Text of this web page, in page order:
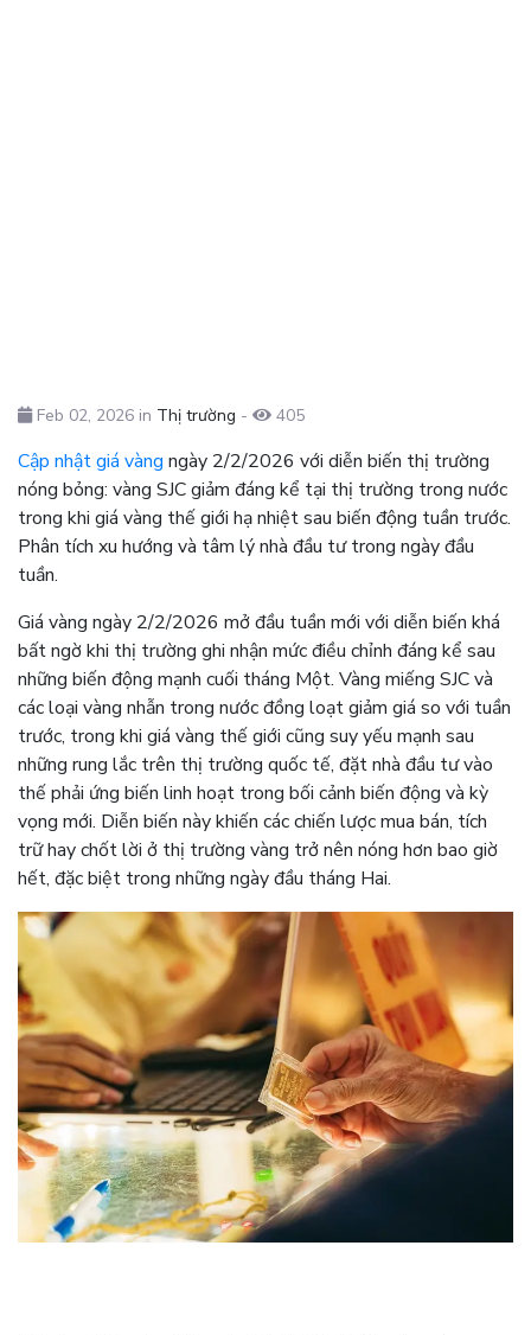
Feb 02, 2026 in Thị trường - 405
Cập nhật giá vàng ngày 2/2/2026 với diễn biến thị trường
nóng bỏng: vàng SJC giảm đáng kể tại thị trường trong nước
trong khi giá vàng thế giới hạ nhiệt sau biến động tuần trước.
Phân tích xu hướng và tâm lý nhà đầu tư trong ngày đầu
tuần.
Giá vàng ngày 2/2/2026 mở đầu tuần mới với diễn biến khá
bất ngờ khi thị trường ghi nhận mức điều chỉnh đáng kể sau
những biến động mạnh cuối tháng Một. Vàng miếng SJC và
các loại vàng nhẫn trong nước đồng loạt giảm giá so với tuần
trước, trong khi giá vàng thế giới cũng suy yếu mạnh sau
những rung lắc trên thị trường quốc tế, đặt nhà đầu tư vào
thế phải ứng biến linh hoạt trong bối cảnh biến động và kỳ
vọng mới. Diễn biến này khiến các chiến lược mua bán, tích
trữ hay chốt lời ở thị trường vàng trở nên nóng hơn bao giờ
hết, đặc biệt trong những ngày đầu tháng Hai.